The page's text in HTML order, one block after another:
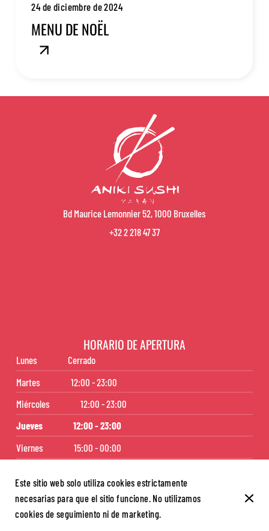
24 de diciembre de 2024
MENU DE NOËL
Bd Maurice Lemonnier 52, 1000 Bruxelles
+32 2 218 47 37
HORARIO DE APERTURA
Lunes
Cerrado
Martes
12:00 - 23:00
Miércoles
12:00 - 23:00
Jueves
12:00 - 23:00
Viernes
15:00 - 00:00
Inicio
Contacto
Este sitio web solo utiliza cookies estrictamente
necesarias para que el sitio funcione. No utilizamos
cookies de seguimiento ni de marketing.